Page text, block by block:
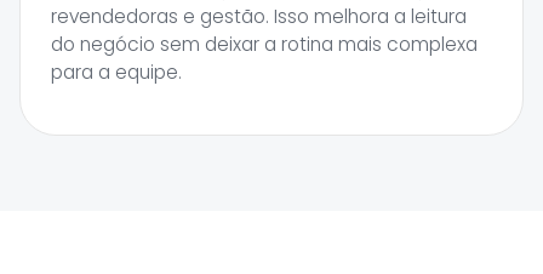
revendedoras e gestão. Isso melhora a leitura
do negócio sem deixar a rotina mais complexa
para a equipe.